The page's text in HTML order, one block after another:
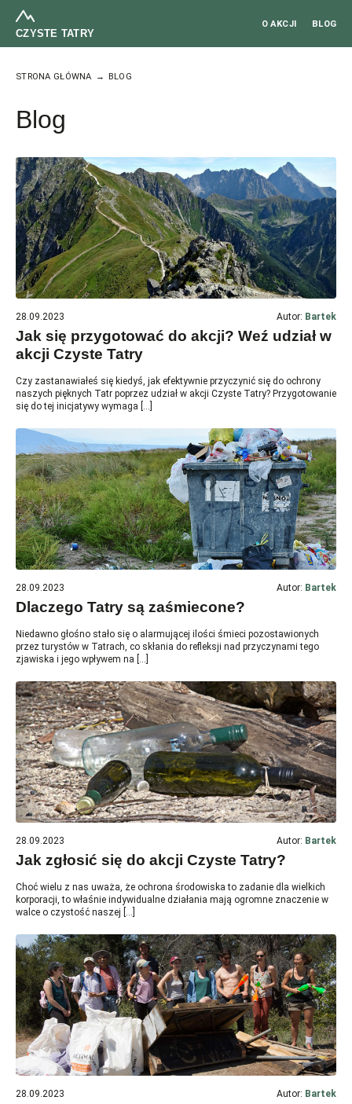
CZYSTE TATRY
O AKCJI BLOG
STRONA GŁÓWNA BLOG
Blog
28.09.2023 Autor: Bartek
Jak się przygotować do akcji? Weź udział w
akcji Czyste Tatry
Czy zastanawiałeś się kiedyś, jak efektywnie przyczynić się do ochrony
naszych pięknych Tatr poprzez udział w akcji Czyste Tatry? Przygotowanie
się do tej inicjatywy wymaga […]
28.09.2023 Autor: Bartek
Dlaczego Tatry są zaśmiecone?
Niedawno głośno stało się o alarmującej ilości śmieci pozostawionych
przez turystów w Tatrach, co skłania do refleksji nad przyczynami tego
zjawiska i jego wpływem na […]
28.09.2023 Autor: Bartek
Jak zgłosić się do akcji Czyste Tatry?
Choć wielu z nas uważa, że ochrona środowiska to zadanie dla wielkich
korporacji, to właśnie indywidualne działania mają ogromne znaczenie w
walce o czystość naszej […]
28.09.2023 Autor: Bartek